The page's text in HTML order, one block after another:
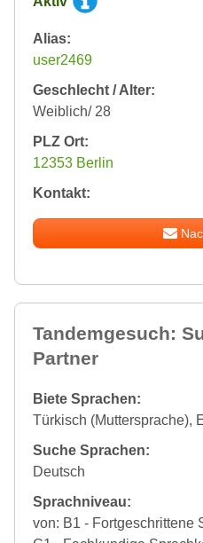
Alias:
user2469
Geschlecht / Alter:
Weiblich/ 28
PLZ Ort:
12353 Berlin
Kontakt:
Tandemgesuch:
Partner
Biete Sprachen:
Türkisch (Muttersprache),
Suche Sprachen:
Deutsch
Sprachniveau:
von: B1 - Fortgeschrittene